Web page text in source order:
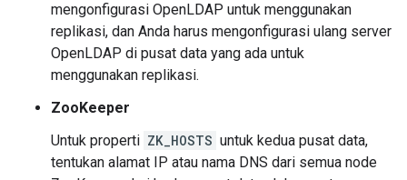
mengonfigurasi OpenLDAP untuk menggunakan
replikasi, dan Anda harus mengonfigurasi ulang server
OpenLDAP di pusat data yang ada untuk
menggunakan replikasi.
ZooKeeper
Untuk properti ZK_HOSTS untuk kedua pusat data,
tentukan alamat IP atau nama DNS dari semua node